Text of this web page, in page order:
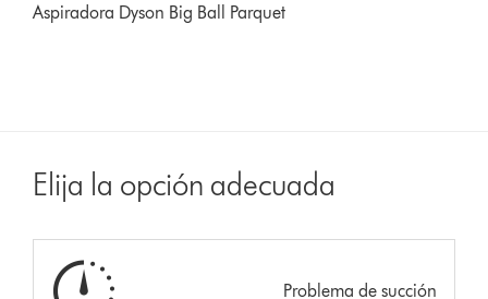
Aspiradora Dyson Big Ball Parquet
Elija la opción adecuada
Problema de succión